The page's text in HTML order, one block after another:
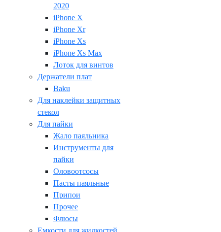
2020
iPhone X
iPhone Xr
iPhone Xs
iPhone Xs Max
Лоток для винтов
Держатели плат
Baku
Для наклейки защитных
стекол
Для пайки
Жало паяльника
Инструменты для
пайки
Оловоотсосы
Пасты паяльные
Припои
Прочее
Флюсы